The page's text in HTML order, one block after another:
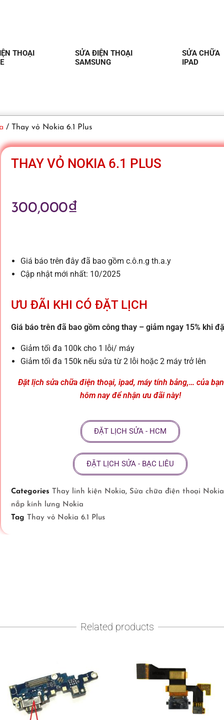
THOẠI
SỬA ĐIỆN THOẠI
SAMSUNG
SỬA CHỮA
IPAD
/ Thay vỏ Nokia 6.1 Plus
THAY VỎ NOKIA 6.1 PLUS
300,000₫
Giá báo trên đây đã bao gồm c.ô.n.g th.a.y
Cập nhật mới nhất: 10/2025
ƯU ĐÃI KHI CÓ ĐẶT LỊCH
Giá báo trên đã bao gồm công thay – giảm ngay 15% khi
Giảm tối đa 100k cho 1 lỗi/ máy
Giảm tối đa 150k nếu sửa từ 2 lỗi hoặc 2 máy trở lên
Đặt lịch sửa chữa điện thoại, ipad, máy tính bảng,… của
hôm nay để nhận ưu đãi này!
ĐẶT LỊCH SỬA - HCM
ĐẶT LỊCH SỬA - BẠC LIÊU
Categories Thay linh kiện Nokia, Sửa chữa điện thoại Nokia
nắp kính lưng Nokia
Tag Thay vỏ Nokia 6.1 Plus
Related products